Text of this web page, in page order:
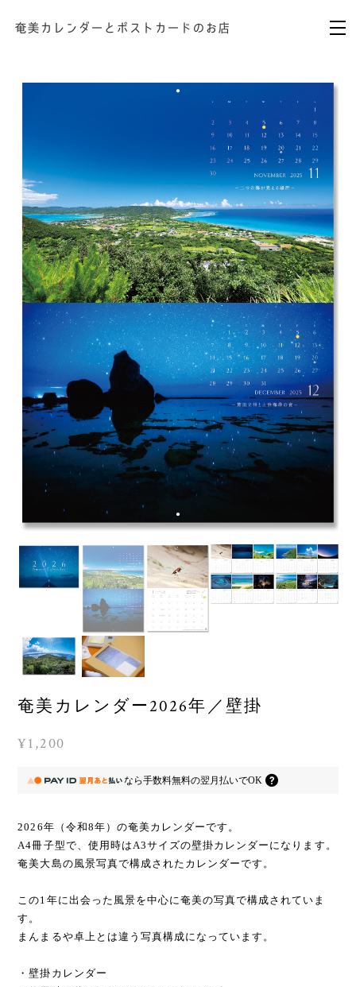
奄美カレンダー2026年／壁掛
¥1,200
なら手数料無料の翌月払いでOK
2026年（令和8年）の奄美カレンダーです。
A4冊子型で、使用時はA3サイズの壁掛カレンダーになります。
奄美大島の風景写真で構成されたカレンダーです。
この1年に出会った風景を中心に奄美の写真で構成されていま
す。
まんまるや卓上とは違う写真構成になっています。
・壁掛カレンダー